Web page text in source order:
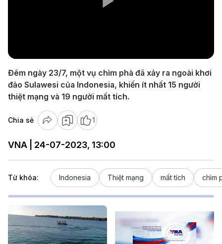
Video
Đêm ngày 23/7, một vụ chìm phà đã xảy ra ngoài khơi
đảo Sulawesi của Indonesia, khiến ít nhất 15 người
thiệt mạng và 19 người mất tích.
Chia sẻ 1
VNA | 24-07-2023, 13:00
Từ khóa: Indonesia Thiệt mạng mất tích chìm